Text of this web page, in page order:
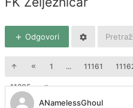
Odgovori
1 ... 11161
11205
ANamelessGhoul